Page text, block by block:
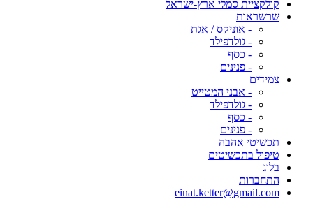
קולקציית סמלי ארץ-ישראל
שרשראות
- אוניקס / אגת
- גולדפילד
- כסף
- פנינים
צמידים
- אבני המטייט
- גולדפילד
- כסף
- פנינים
תכשיטי אהבה
טיפול בתכשיטים
בלוג
התחברות
einat.ketter@gmail.com